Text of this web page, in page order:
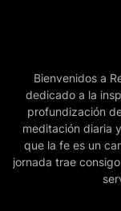
Bienvenidos a
dedicado a la
profundización
meditación diaria
que la fe es un
jornada trae